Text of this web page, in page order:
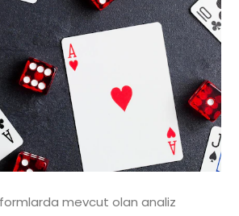
mevcut olan analiz